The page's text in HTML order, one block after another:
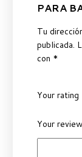
PARA
Tu
publicada.
con *
Your rating
Your review